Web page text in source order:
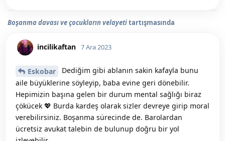
Boşanma davası ve çocukların velayetitartışmasında
incilikaftan 7 Ara 2023
Eskobar
Dediğim gibi ablanın sakin kafayla bunu
aile büyüklerine söyleyip, baba evine geri dönebilir.
Hepimizin başına gelen bir durum mental sağlığı biraz
çökücek 💖 Burda kardeş olarak sizler devreye girip moral
verebilirsiniz. Boşanma sürecinde de. Barolardan
ücretsiz avukat talebin de bulunup doğru bir yol